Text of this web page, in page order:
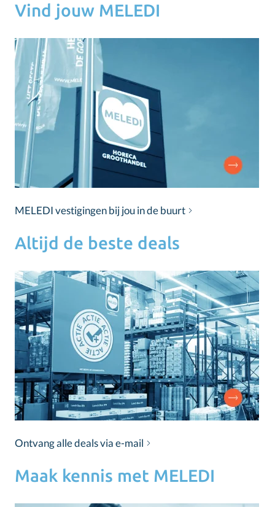
Vind jouw MELEDI
MELEDI vestigingen bij jou in de buurt
Altijd de beste deals
Ontvang alle deals via e-mail
Maak kennis met MELEDI